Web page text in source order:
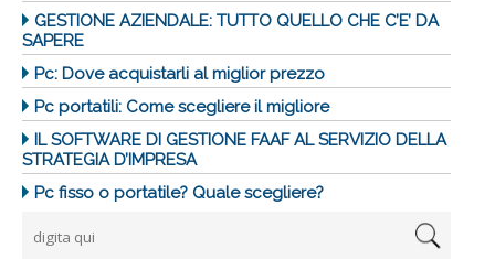
GESTIONE AZIENDALE: TUTTO QUELLO CHE C’E’ DA
SAPERE
Pc: Dove acquistarli al miglior prezzo
Pc portatili: Come scegliere il migliore
IL SOFTWARE DI GESTIONE FAAF AL SERVIZIO DELLA
STRATEGIA D’IMPRESA
Pc fisso o portatile? Quale scegliere?